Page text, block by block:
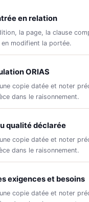
en relation
la page, la clause
en modifient la portée.
ORIAS
copie datée et noter
dans le raisonnement.
qualité déclarée
copie datée et noter
dans le raisonnement.
exigences et besoins
copie datée et noter